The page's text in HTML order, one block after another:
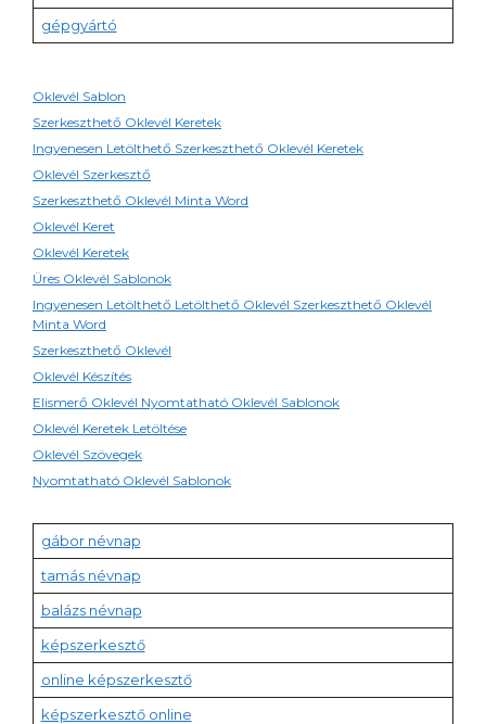
gépgyártó
Oklevél Sablon
Szerkeszthető Oklevél Keretek
Ingyenesen Letölthető Szerkeszthető Oklevél Keretek
Oklevél Szerkesztő
Szerkeszthető Oklevél Minta Word
Oklevél Keret
Oklevél Keretek
Üres Oklevél Sablonok
Ingyenesen Letölthető Letölthető Oklevél Szerkeszthető Oklevél
Minta Word
Szerkeszthető Oklevél
Oklevél Készítés
Elismerő Oklevél Nyomtatható Oklevél Sablonok
Oklevél Keretek Letöltése
Oklevél Szövegek
Nyomtatható Oklevél Sablonok
gábor névnap
tamás névnap
balázs névnap
képszerkesztő
online képszerkesztő
képszerkesztő online